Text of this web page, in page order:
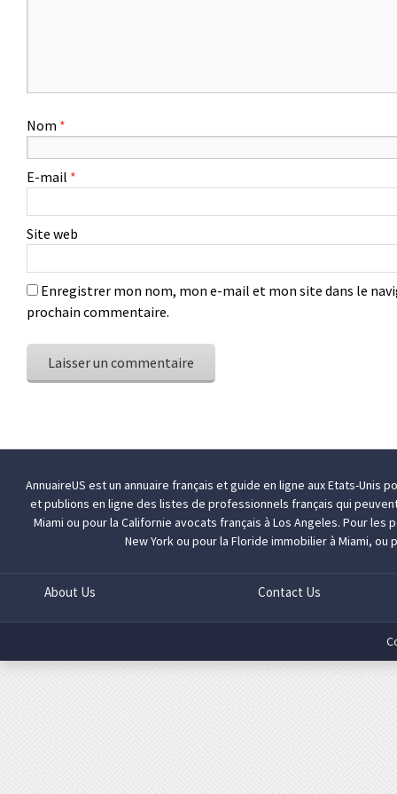
Nom *
E-mail *
Site web
Enregistrer mon nom, mon e-mail et mon site dans le
prochain commentaire.
AnnuaireUS est un annuaire français et guide en ligne aux Etats-Unis
et publions en ligne des listes de professionnels français qui
Miami ou pour la Californieavocats français à Los Angeles. Pour les
New Yorkou pour la Florideimmobilier à Miami, ou
About Us Contact Us